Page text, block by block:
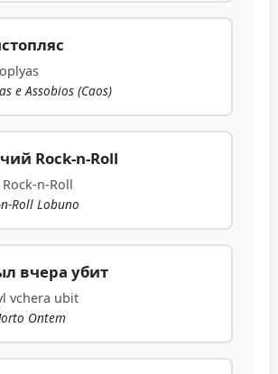
e Assobios (Caos)
Rock-n-Roll
n-Roll
Roll Lobuno
вчера убит
vchera ubit
Ontem